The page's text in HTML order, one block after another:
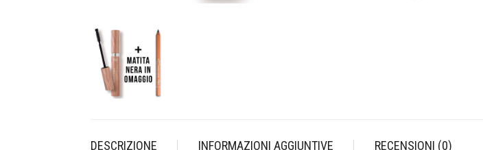
DESCRIZIONE INFORMAZIONI AGGIUNTIVE RECENSIONI (0)